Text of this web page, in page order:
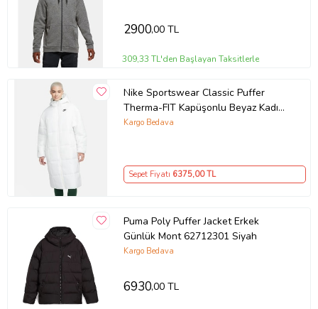
2900,00 TL
309,33 TL'den Başlayan Taksitlerle
Nike Sportswear Classic Puffer
Therma-FIT Kapüşonlu Beyaz Kadın
Mont GENİŞ KALIP FB7675133
Kargo Bedava
Sepet Fiyatı 6375,00 TL
Puma Poly Puffer Jacket Erkek
Günlük Mont 62712301 Siyah
Kargo Bedava
6930,00 TL